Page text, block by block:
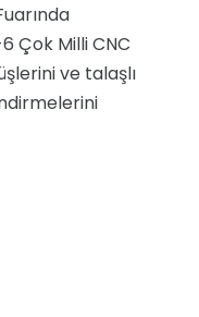
Çok Milli CNC
ve talaşlı